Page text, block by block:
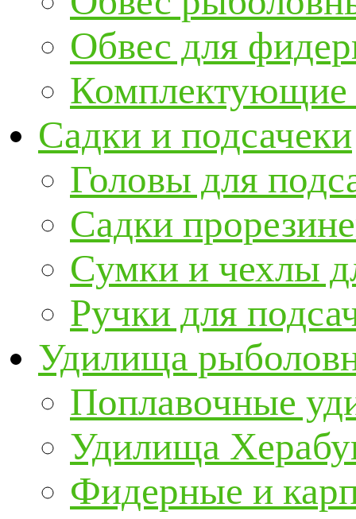
Обвес для
Комплектующие
Садки и подсачеки
Головы для
Садки
Сумки и чехлы
Ручки для
Удилища
Поплавочные
Удилища
Фидерные и